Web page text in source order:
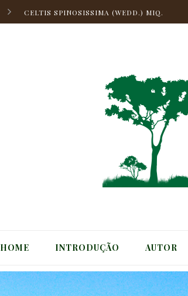
CELTIS HILARIANA PLANCH.
CELTIS ATLANTICA ZAMENGO
AEGIPHILA OBDUCTA VELL.
MYRCIA BELLA CAMBESS.
ASTROCARYUM HUAIMI MART.
CELTIS TRIFLORA (KLOTZSCH) MIQ.
HOME INTRODUÇÃO AUTOR